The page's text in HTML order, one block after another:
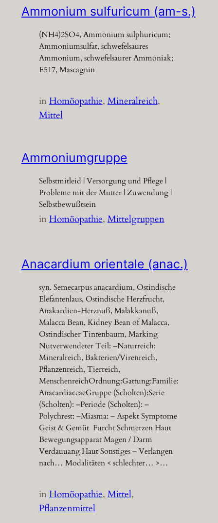
Ammonium sulfuricum (am-s.)
(NH4)2SO4, Ammonium sulphuricum;
Ammoniumsulfat, schwefelsaures
Ammonium, schwefelsaurer Ammoniak;
E517, Mascagnin
inHomöopathie, Mineralreich
Mittel
Ammoniumgruppe
Selbstmitleid | Versorgung und Pflege |
Probleme mit der Mutter | Zuwendung |
Selbstbewußtsein
inHomöopathie, Mittelgruppen
Anacardium orientale (anac.)
syn. Semecarpus anacardium, Ostindische
Elefantenlaus, Ostindische Herzfrucht,
Anakardien-Herznuß, Malakkanuß,
Malacca Bean, Kidney Bean of Malacca,
Ostindischer Tintenbaum, Marking
Nutverwendeter Teil: –Naturreich:
Mineralreich, Bakterien/Virenreich,
Pflanzenreich, Tierreich,
MenschenreichOrdnung:Gattung:Familie:
AnacardiaceaeGruppe (Scholten):Serie
(Scholten): –Periode (Scholten): –
Polychrest: –Miasma: – Aspekt Symptome
Geist & Gemüt Furcht Schmerzen Haut
Bewegungsapparat Magen / Darm
Verdauuang Haut Sonstiges – Verlangen
nach… Modalitäten < schlechter… >…
inHomöopathie, Mittel
Pflanzenmittel